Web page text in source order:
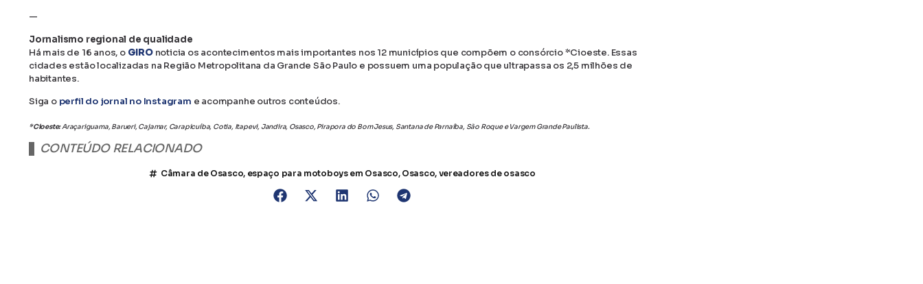
—
Jornalismo regional de qualidade
Há mais de 16 anos, o GIROnoticia os acontecimentos mais importantes nos 12 municípios que compõem o consórcio *Cioeste. Essas
cidades estão localizadas na Região Metropolitana da Grande São Paulo e possuem uma população que ultrapassa os 2,5 milhões de
habitantes.
Siga o perfil do jornal no Instagram e acompanhe outros conteúdos.
*Cioeste:Araçariguama, Barueri, Cajamar, Carapicuíba, Cotia, Itapevi, Jandira, Osasco, Pirapora do Bom Jesus, Santana de Parnaíba, São Roque e Vargem Grande Paulista.
CONTEÚDO RELACIONADO
Câmara de Osasco, espaço para motoboys em Osasco, Osasco, vereadores de osasco